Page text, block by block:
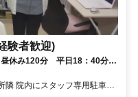
験者歓迎)
昼休み120分 平日18：40分